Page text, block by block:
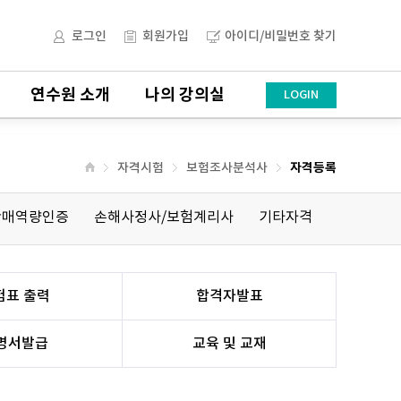
로그인 회원가입 아이디/비밀번호 찾기
연수원 소개 나의 강의실 LOGIN
자격시험 보험조사분석사 자격등록
역량인증 손해사정사/보험계리사 기타자격
표 출력 합격자발표
서발급 교육 및 교재